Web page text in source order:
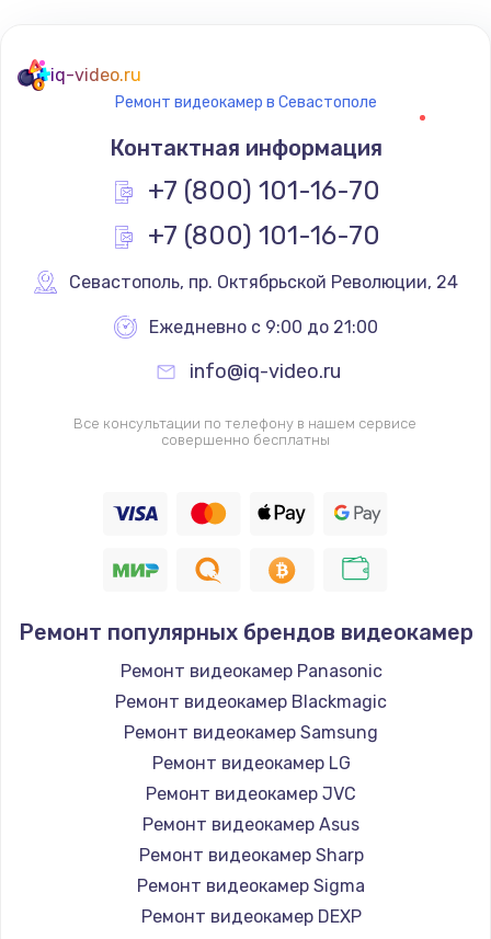
iq-video.ru
Ремонт видеокамер в Севастополе
Контактная информация
+7 (800) 101-16-70
+7 (800) 101-16-70
Севастополь, пр. Октябрьской Революции, 24
Ежедневно с 9:00 до 21:00
info@iq-video.ru
Все консультации по телефону в нашем сервисе
совершенно бесплатны
Ремонт популярных брендов видеокамер
Ремонт видеокамер Panasonic
Ремонт видеокамер Blackmagic
Ремонт видеокамер Samsung
Ремонт видеокамер LG
Ремонт видеокамер JVC
Ремонт видеокамер Asus
Ремонт видеокамер Sharp
Ремонт видеокамер Sigma
Ремонт видеокамер DEXP